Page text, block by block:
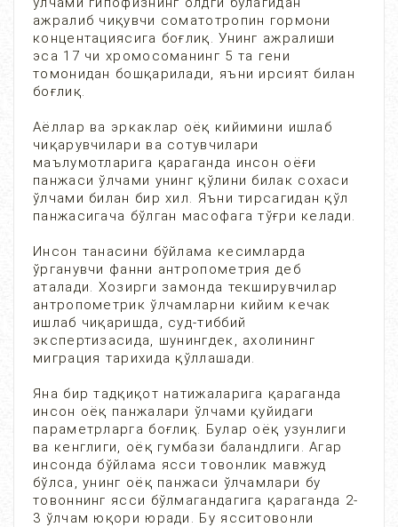
ажралиб чиқувчи соматотропин гормони
концентациясига боғлиқ. Унинг ажралиши
эса 17 чи хромосоманинг 5 та гени
томонидан бошқарилади, яъни ирсият билан
боғлиқ.
Аёллар ва эркаклар оёқ кийимини ишлаб
чиқарувчилари ва сотувчилари
маълумотларига қараганда инсон оёғи
панжаси ўлчами унинг қўлини билак сохаси
ўлчами билан бир хил. Яъни тирсагидан қўл
панжасигача бўлган масофага тўғри келади.
Инсон танасини бўйлама кесимларда
ўрганувчи фанни антропометрия деб
аталади. Хозирги замонда текширувчилар
антропометрик ўлчамларни кийим кечак
ишлаб чиқаришда, суд-тиббий
экспертизасида, шунингдек, ахолининг
миграция тарихида қўллашади.
Яна бир тадқиқот натижаларига қараганда
инсон оёқ панжалари ўлчами қуйидаги
параметрларга боғлиқ. Булар оёқ узунлиги
ва кенглиги, оёқ гумбази баландлиги. Агар
инсонда бўйлама ясси товонлик мавжуд
бўлса, унинг оёқ панжаси ўлчамлари бу
товоннинг ясси бўлмагандагига қараганда 2-
3 ўлчам юқори юради. Бу ясситовонли